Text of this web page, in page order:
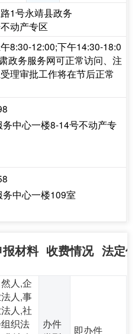
1号永靖县政务
动产专区
8:30-12:00;下午14:30-18:0
政务服务网可正常访问、注
理审批工作将在节后正常
中心一楼8-14号不动产专
中心一楼109室
报材料 收费情况 法定
人,企
人,事
人,社
织法
办件
即办件